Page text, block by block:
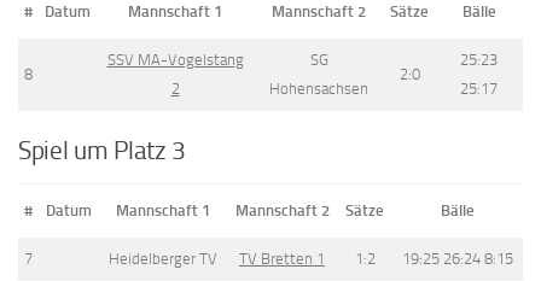
# Datum Mannschaft 1 Mannschaft 2 Sätze Bälle
8
SSV MA-Vogelstang
2
SG
Hohensachsen
2:0
25:23
25:17
Spiel um Platz 3
# Datum Mannschaft 1 Mannschaft 2 Sätze Bälle
7 Heidelberger TV TV Bretten 1 1:2 19:25 26:24 8:15